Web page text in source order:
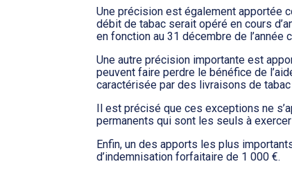
Une précision est également apportée
débit de tabac serait opéré en cours
en fonction au 31 décembre de l’année
Une autre précision importante est
peuvent faire perdre le bénéfice de
caractérisée par des livraisons de
Il est précisé que ces exceptions ne
permanents qui sont les seuls à
Enfin, un des apports les plus
d’indemnisation forfaitaire de 1 000 €.